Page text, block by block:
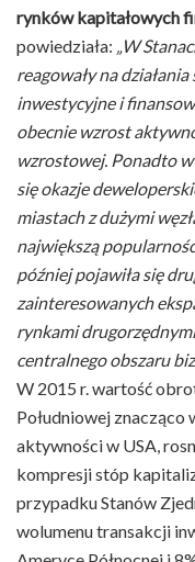
rynków kapitałowych
powiedziała:
„W
reagowały na
inwestycyjne i
obecnie wzrost
wzrostowej. Ponadto
się okazje
miastach z dużymi
największą
później pojawiła się
zainteresowanych
rynkami
centralnego obszaru
W 2015 r. wartość
Południowej znacząco
aktywności w USA,
kompresji stóp
przypadku Stanów
wolumenu transakcji